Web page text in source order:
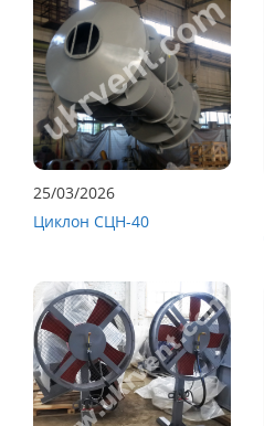
25/03/2026
Циклон СЦН-40